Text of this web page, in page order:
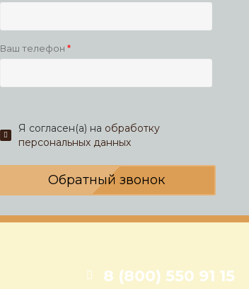
Ваш телефон
Я согласен(а) на обработку
персональных данных
Обратный звонок
8 (800) 550 91 15